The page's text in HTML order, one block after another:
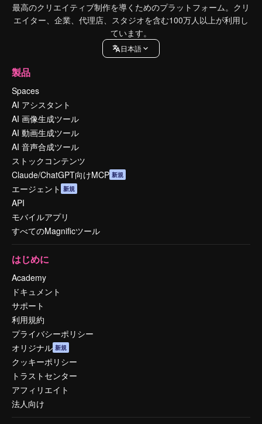
最高のクリエイティブ制作を導くためのプラットフォーム。クリ
エイター、企業、代理店、スタジオを含む100万人以上が利用し
ています。
日本語
製品
Spaces
AI アシスタント
AI 画像生成ツール
AI 動画生成ツール
AI 音声合成ツール
ストックコンテンツ
Claude/ChatGPT向けMCP 新規
エージェント 新規
API
モバイルアプリ
すべてのMagnificツール
はじめに
Academy
ドキュメント
サポート
利用規約
プライバシーポリシー
オリジナル 新規
クッキーポリシー
トラストセンター
アフィリエイト
法人向け